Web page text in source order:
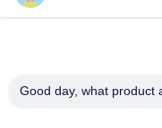
Good day, what product